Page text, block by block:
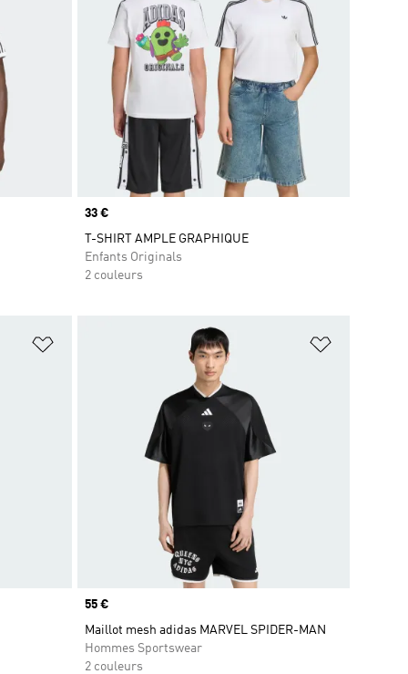
Prix
33 €
T-SHIRT AMPLE GRAPHIQUE
Enfants Originals
2 couleurs
Ajouter à la Liste de produits favoris
Prix
55 €
Maillot mesh adidas MARVEL SPIDER-MAN
Hommes Sportswear
2 couleurs